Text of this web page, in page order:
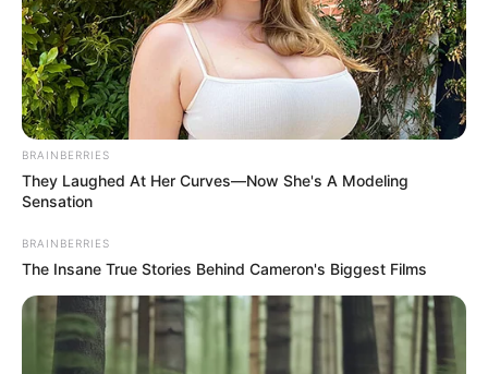
BRAINBERRIES
They Laughed At Her Curves—Now She's A Modeling
Sensation
BRAINBERRIES
The Insane True Stories Behind Cameron's Biggest Films